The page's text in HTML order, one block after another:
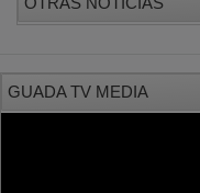
GUADA TV MEDIA